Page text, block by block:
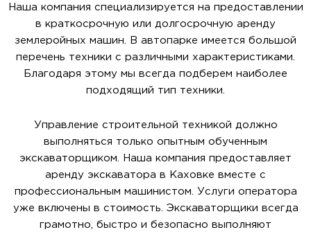
Наша компания специализируется на предоставлении
в краткосрочную или долгосрочную аренду
землеройных машин. В автопарке имеется большой
перечень техники с различными характеристиками.
Благодаря этому мы всегда подберем наиболее
подходящий тип техники.
Управление строительной техникой должно
выполняться только опытным обученным
экскаваторщиком. Наша компания предоставляет
аренду экскаватора в Каховке вместе с
профессиональным машинистом. Услуги оператора
уже включены в стоимость. Экскаваторщики всегда
грамотно, быстро и безопасно выполняют